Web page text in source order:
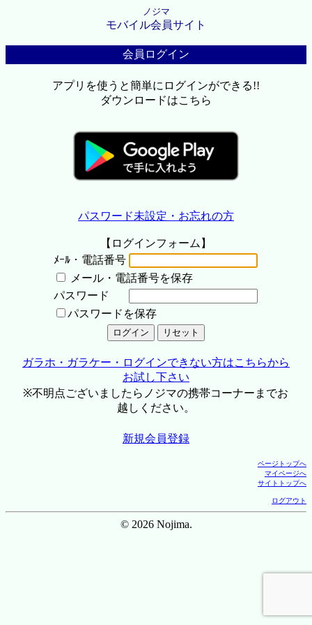
ノジマ
モバイル会員サイト
会員ログイン
アプリを使うと簡単にログインができる!!
ダウンロードはこちら
パスワード未設定・お忘れの方
【ログインフォーム】
ﾒｰﾙ・電話番号
メール・電話番号を保存
パスワード
パスワードを保存
ガラホ・ガラケー・ログインできない方はこちらから
お試し下さい
※不明点ございましたらノジマの携帯コーナーまでお
越しください。
新規会員登録
ページトップへ
マイページへ
サイトトップへ
ログアウト
© 2026 Nojima.